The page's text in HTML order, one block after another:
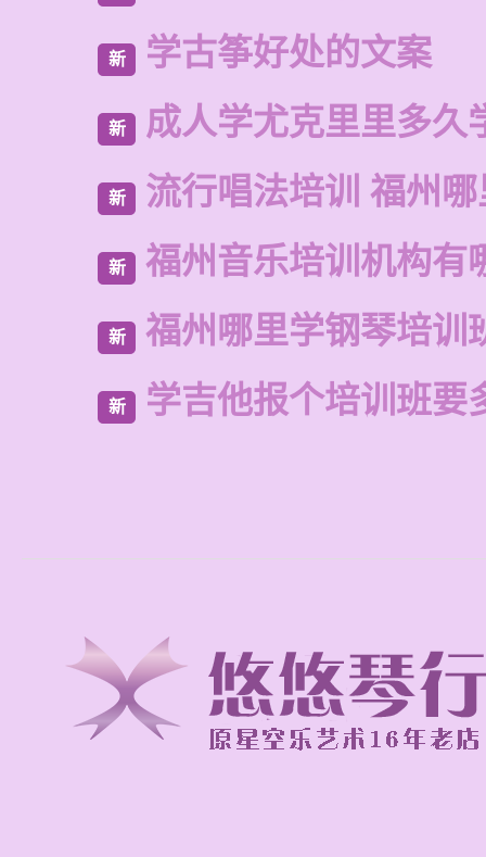
新 学古筝好处的文案
新 成人学尤克里里多久
新 流行唱法培训 福州
新 福州音乐培训机构有
新 福州哪里学钢琴培训
新 学吉他报个培训班要